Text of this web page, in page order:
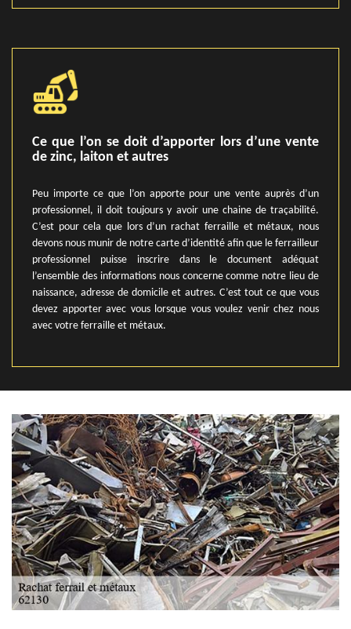
Ce que l’on se doit d’apporter lors d’une vente
de zinc, laiton et autres
Peu importe ce que l’on apporte pour une vente auprès d’un
professionnel, il doit toujours y avoir une chaine de traçabilité.
C’est pour cela que lors d’un rachat ferraille et métaux, nous
devons nous munir de notre carte d’identité afin que le ferrailleur
professionnel puisse inscrire dans le document adéquat
l’ensemble des informations nous concerne comme notre lieu de
naissance, adresse de domicile et autres. C’est tout ce que vous
devez apporter avec vous lorsque vous voulez venir chez nous
avec votre ferraille et métaux.